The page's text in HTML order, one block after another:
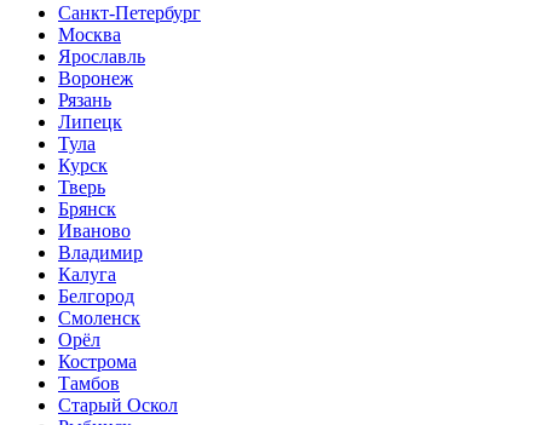
Санкт-Петербург
Москва
Ярославль
Воронеж
Рязань
Липецк
Тула
Курск
Тверь
Брянск
Иваново
Владимир
Калуга
Белгород
Смоленск
Орёл
Кострома
Тамбов
Старый Оскол